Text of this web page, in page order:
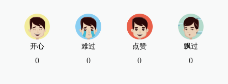
开心
0
难过
0
点赞
0
飘过
0